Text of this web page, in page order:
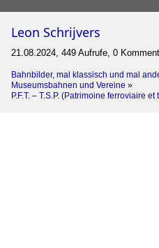
Leon Schrijvers
21.08.2024, 449 Aufrufe, 0
Bahnbilder, mal klassisch und mal
Museumsbahnen und Vereine »
P.F.T. – T.S.P. (Patrimoine ferroviaire et